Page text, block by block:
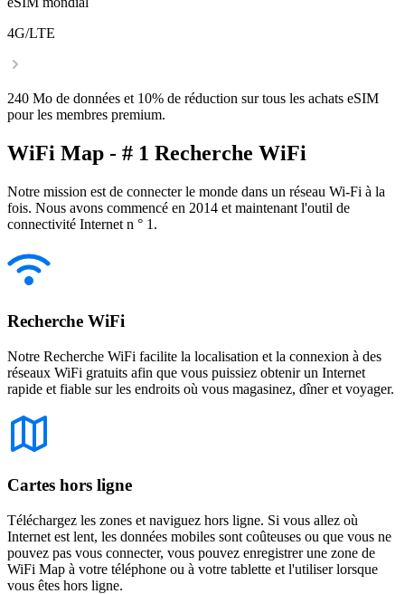
4G/LTE
240 Mo de données et 10% de réduction sur tous les achats eSIM
pour les membres premium.
WiFi Map - # 1 Recherche WiFi
Notre mission est de connecter le monde dans un réseau Wi-Fi à la
fois. Nous avons commencé en 2014 et maintenant l'outil de
connectivité Internet n ° 1.
Recherche WiFi
Notre Recherche WiFi facilite la localisation et la connexion à des
réseaux WiFi gratuits afin que vous puissiez obtenir un Internet
rapide et fiable sur les endroits où vous magasinez, dîner et voyager.
Cartes hors ligne
Téléchargez les zones et naviguez hors ligne. Si vous allez où
Internet est lent, les données mobiles sont coûteuses ou que vous ne
pouvez pas vous connecter, vous pouvez enregistrer une zone de
WiFi Map à votre téléphone ou à votre tablette et l'utiliser lorsque
vous êtes hors ligne.